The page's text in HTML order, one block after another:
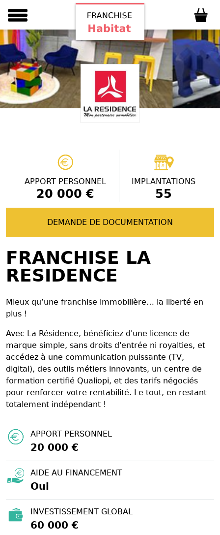
APPORT PERSONNEL
20 000 €
IMPLANTATIONS
55
DEMANDE DE DOCUMENTATION
FRANCHISE LA
RESIDENCE
Mieux qu’une franchise immobilière… la liberté en
plus !
Avec La Résidence, bénéficiez d'une licence de
marque simple, sans droits d'entrée ni royalties, et
accédez à une communication puissante (TV,
digital), des outils métiers innovants, un centre de
formation certifié Qualiopi, et des tarifs négociés
pour renforcer votre rentabilité. Le tout, en restant
totalement indépendant !
APPORT PERSONNEL
20 000 €
AIDE AU FINANCEMENT
Oui
INVESTISSEMENT GLOBAL
60 000 €